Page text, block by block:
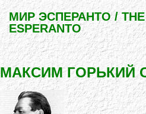
МИР ЭСПЕРАНТО / THE
ESPERANTO
МАКСИМ ГОРЬКИЙ